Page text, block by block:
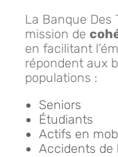
La Banque Des
mission de
en facilitant
répondent aux
populations :
Seniors
Étudiants
Actifs en
Accidents de